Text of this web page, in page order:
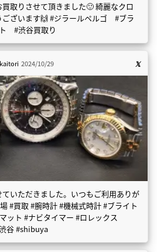
取りさせて頂きました🙂 綺麗なクロ
ございます🙌 #ジラールペルゴ #ブラ
#渋谷買取り
2024/10/29
いただきました。いつもご利用ありが
#買取 #腕時計 #機械式時計 #ブライト
ット #ナビタイマー #ロレックス
谷 #shibuya